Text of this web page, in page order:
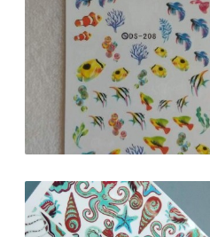
DECALQUES DE
- DS-208
2,50 €